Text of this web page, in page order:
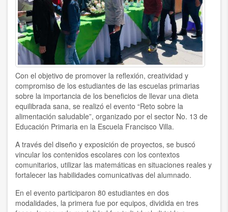
Con el objetivo de promover la reflexión, creatividad y
compromiso de los estudiantes de las escuelas primarias
sobre la importancia de los beneficios de llevar una dieta
equilibrada sana, se realizó el evento “Reto sobre la
alimentación saludable”, organizado por el sector No. 13 de
Educación Primaria en la Escuela Francisco Villa.
A través del diseño y exposición de proyectos, se buscó
vincular los contenidos escolares con los contextos
comunitarios, utilizar las matemáticas en situaciones reales y
fortalecer las habilidades comunicativas del alumnado.
En el evento participaron 80 estudiantes en dos
modalidades, la primera fue por equipos, dividida en tres